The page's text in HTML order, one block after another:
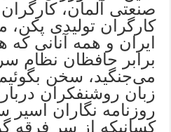
صنعتی آلمان،
کارگران تولیدی پکن،
ایران و همه آنانی که
برابر حافظان نظام
می‌جنگید، سخن
زبان روشنفکران
روزنامه ‌نگاران اسیر
کسانیکه از سر فرقه